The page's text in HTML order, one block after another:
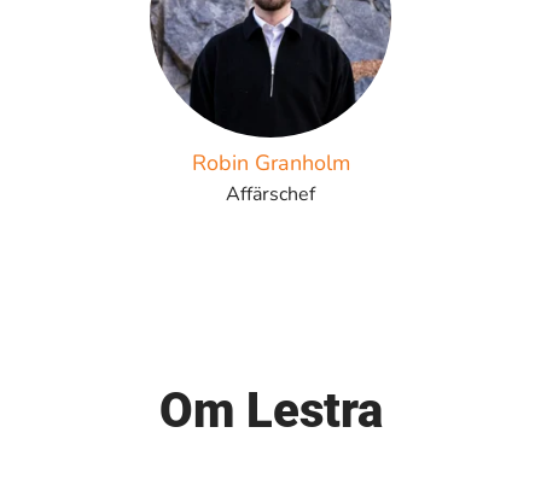
Robin Granholm
Affärschef
Om Lestra